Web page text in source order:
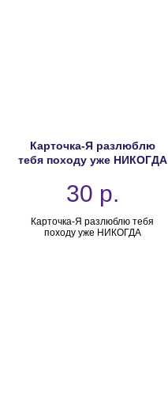
Карточка-Я разлюблю
тебя походу уже НИКОГДА
30 р.
Карточка-Я разлюблю тебя
походу уже НИКОГДА